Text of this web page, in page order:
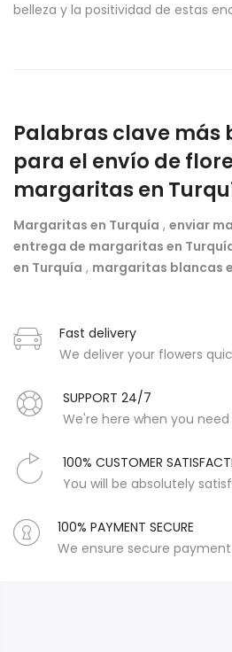
belleza y la positividad de estas
Palabras clave más
para el envío de
margaritas en
Margaritas en Turquía , enviar
entrega de margaritas en
en Turquía , margaritas blancas
Fast delivery
We deliver your flowers
SUPPORT 24/7
We're here when you need
100% CUSTOMER
You will be absolutely
100% PAYMENT SECURE
We ensure secure payment